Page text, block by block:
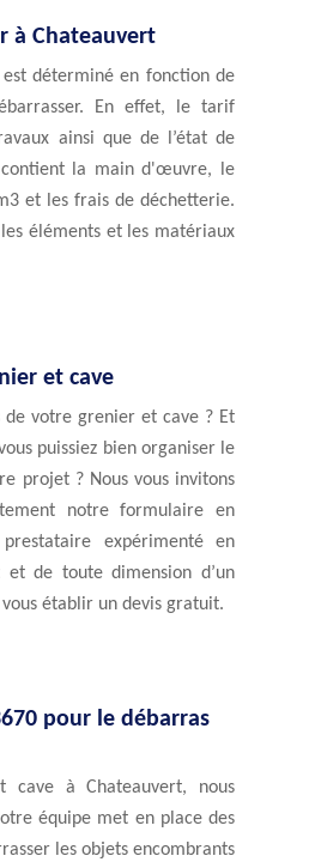
à Chateauvert
déterminé en fonction de
En effet, le tarif
ainsi que de l’état de
contient la main d'œuvre, le
et les frais de déchetterie.
éléments et les matériaux
et cave
de votre grenier et cave ? Et
puissiez bien organiser le
projet ? Nous vous invitons
notre formulaire en
expérimenté en
de toute dimension d’un
établir un devis gratuit.
pour le débarras
cave à Chateauvert, nous
équipe met en place des
les objets encombrants